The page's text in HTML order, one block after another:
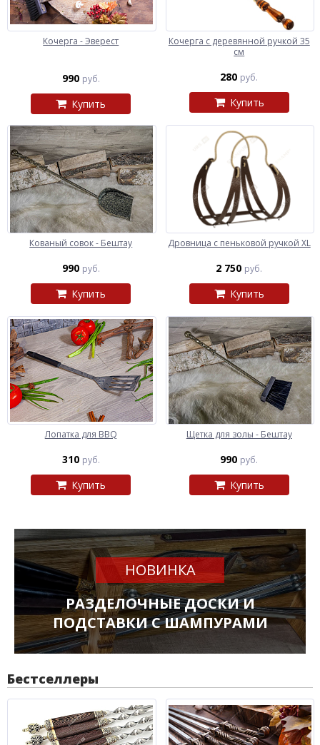
Кочерга - Эверест
990 руб.
Купить
Кочерга с деревянной ручкой 35
см
280 руб.
Купить
Кованый совок - Бештау
990 руб.
Купить
Дровница с пеньковой ручкой XL
2 750 руб.
Купить
Лопатка для BBQ
310 руб.
Купить
Щетка для золы - Бештау
990 руб.
Купить
НОВИНКА
РАЗДЕЛОЧНЫЕ ДОСКИ И
ПОДСТАВКИ С ШАМПУРАМИ
Бестселлеры